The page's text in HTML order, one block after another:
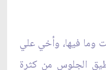
وما فيها، وأخي علي
الجلوس من كثرة